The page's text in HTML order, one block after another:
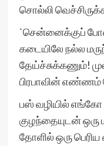
சொல்லி
`சென்னைக்குப்
கடையிலே நல்ல
தேய்ச்சுக்கணும்! முன்
பிரபாவின் எண்ணம்
பஸ் வழியில் எங்கோ
குழந்தையுடன்
தோளில் ஒரு பெரிய